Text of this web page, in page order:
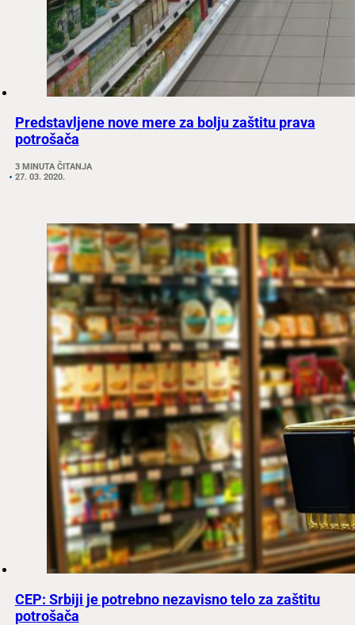
Predstavljene nove mere za bolju zaštitu prava
potrošača
3 MINUTA ČITANJA
27. 03. 2020.
CEP: Srbiji je potrebno nezavisno telo za zaštitu
potrošača